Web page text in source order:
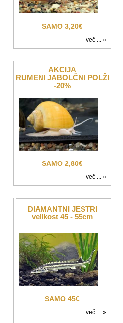
SAMO 3,20€
več ... »
AKCIJA
RUMENI JABOLČNI POLŽI
-20%
SAMO 2,80€
več ... »
DIAMANTNI JESTRI
velikost 45 - 55cm
SAMO 45€
več ... »